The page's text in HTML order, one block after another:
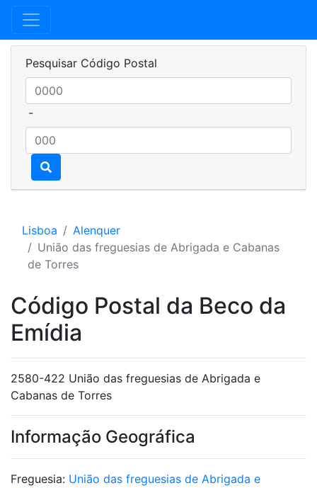
Pesquisar Código Postal
-
Lisboa
Alenquer
União das freguesias de Abrigada e Cabanas
de Torres
Código Postal da Beco da
Emídia
2580-422 União das freguesias de Abrigada e
Cabanas de Torres
Informação Geográfica
Freguesia: União das freguesias de Abrigada e